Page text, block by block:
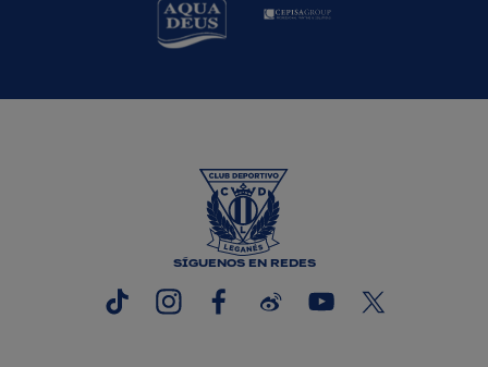
SÍGUENOS EN REDES